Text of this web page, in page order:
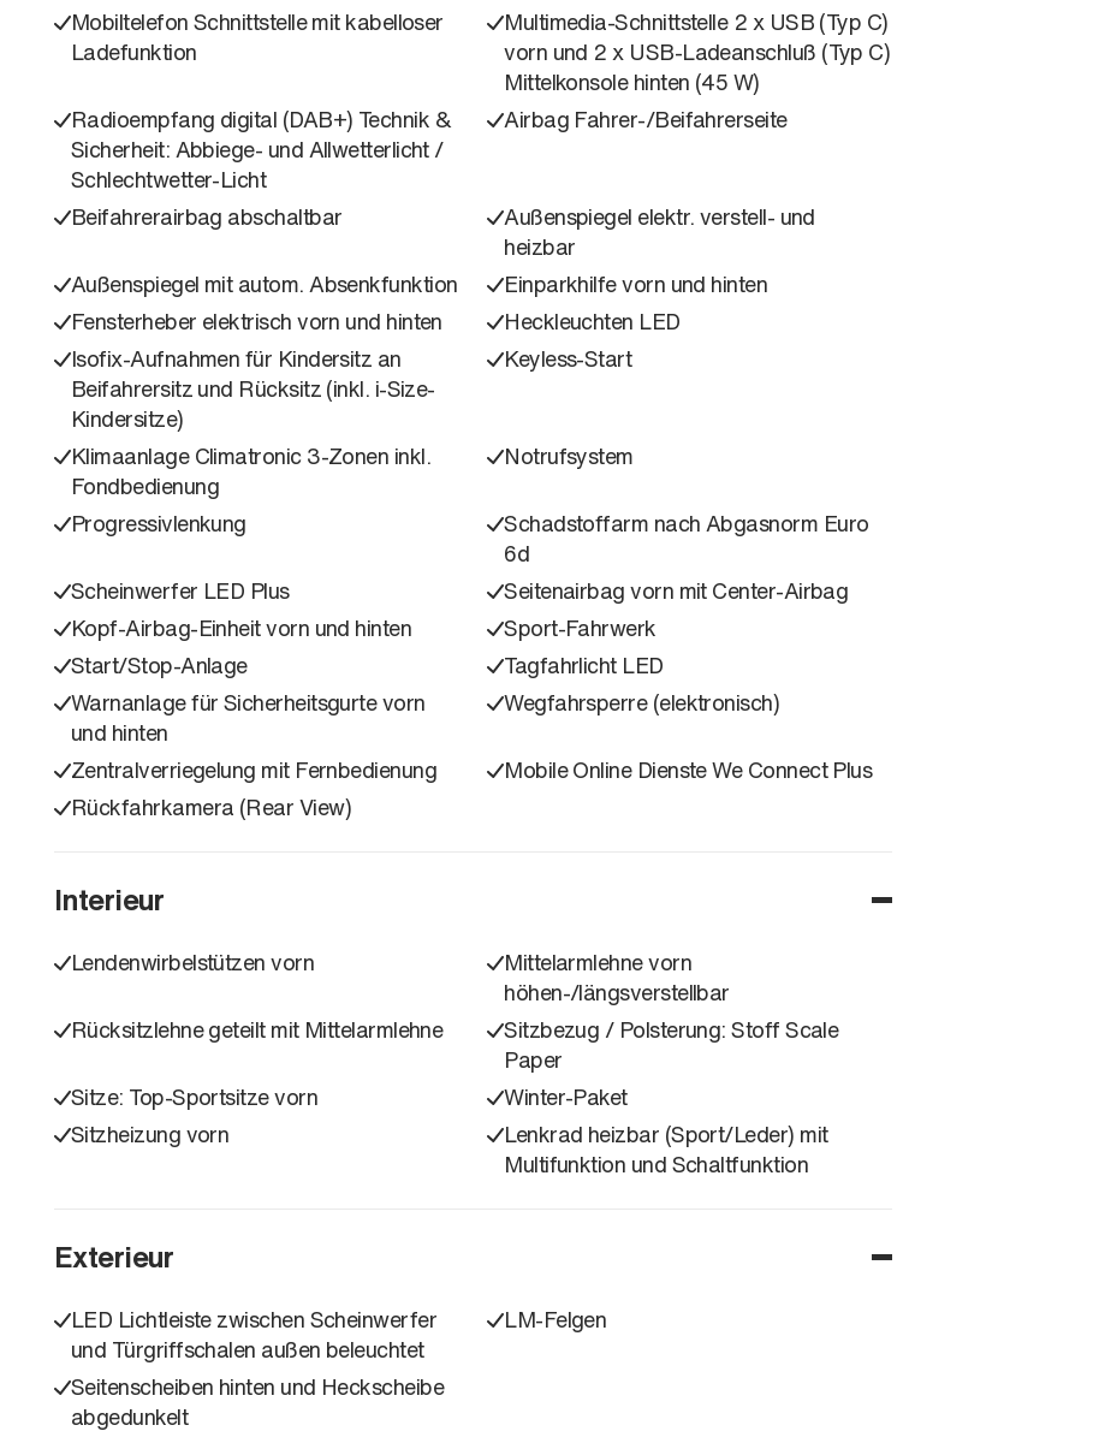
Mobiltelefon Schnittstelle mit kabelloser
Ladefunktion
Multimedia-Schnittstelle 2 x USB (Typ C)
vorn und 2 x USB-Ladeanschluß (Typ C)
Mittelkonsole hinten (45 W)
Radioempfang digital (DAB+) Technik &
Sicherheit: Abbiege- und Allwetterlicht /
Schlechtwetter-Licht
Airbag Fahrer-/Beifahrerseite
Beifahrerairbag abschaltbar
Außenspiegel elektr. verstell- und
heizbar
Außenspiegel mit autom. Absenkfunktion
Einparkhilfe vorn und hinten
Fensterheber elektrisch vorn und hinten
Heckleuchten LED
Isofix-Aufnahmen für Kindersitz an
Beifahrersitz und Rücksitz (inkl. i-Size-
Kindersitze)
Keyless-Start
Klimaanlage Climatronic 3-Zonen inkl.
Fondbedienung
Notrufsystem
Progressivlenkung
Schadstoffarm nach Abgasnorm Euro
6d
Scheinwerfer LED Plus
Seitenairbag vorn mit Center-Airbag
Kopf-Airbag-Einheit vorn und hinten
Sport-Fahrwerk
Start/Stop-Anlage
Tagfahrlicht LED
Warnanlage für Sicherheitsgurte vorn
und hinten
Wegfahrsperre (elektronisch)
Zentralverriegelung mit Fernbedienung
Mobile Online Dienste We Connect Plus
Rückfahrkamera (Rear View)
Interieur
Lendenwirbelstützen vorn
Mittelarmlehne vorn
höhen-/längsverstellbar
Rücksitzlehne geteilt mit Mittelarmlehne
Sitzbezug / Polsterung: Stoff Scale
Paper
Sitze: Top-Sportsitze vorn
Winter-Paket
Sitzheizung vorn
Lenkrad heizbar (Sport/Leder) mit
Multifunktion und Schaltfunktion
Exterieur
LED Lichtleiste zwischen Scheinwerfer
und Türgriffschalen außen beleuchtet
LM-Felgen
Seitenscheiben hinten und Heckscheibe
abgedunkelt